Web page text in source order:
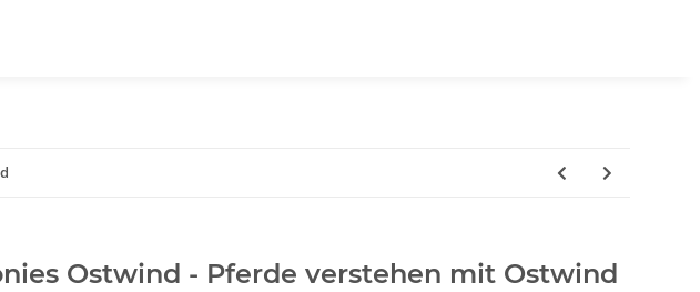
Ostwind - Pferde verstehen mit Ostwind